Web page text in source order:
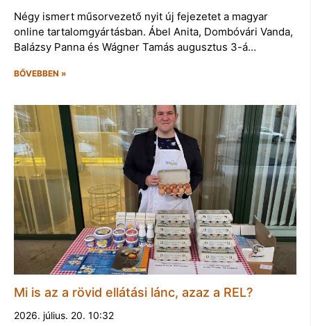
Négy ismert műsorvezető nyit új fejezetet a magyar
online tartalomgyártásban. Ábel Anita, Dombóvári Vanda,
Balázsy Panna és Wágner Tamás augusztus 3-á…
BŐVEBBEN »
Mi is az a rövid ellátási lánc, azaz a REL?
2026. július. 20. 10:32